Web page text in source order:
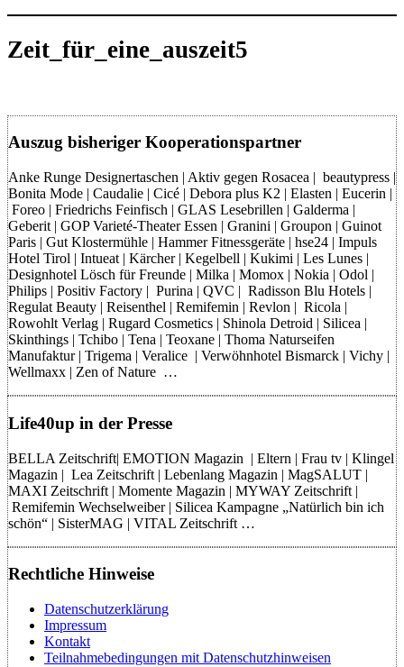
Zeit_für_eine_auszeit5
Auszug bisheriger Kooperationspartner
Anke Runge Designertaschen | Aktiv gegen Rosacea | beautypress |
Bonita Mode | Caudalie | Cicé | Debora plus K2 | Elasten | Eucerin |
Foreo | Friedrichs Feinfisch | GLAS Lesebrillen | Galderma |
Geberit | GOP Varieté-Theater Essen | Granini | Groupon | Guinot
Paris | Gut Klostermühle | Hammer Fitnessgeräte | hse24 | Impuls
Hotel Tirol | Intueat | Kärcher | Kegelbell | Kukimi | Les Lunes |
Designhotel Lösch für Freunde | Milka | Momox | Nokia | Odol |
Philips | Positiv Factory | Purina | QVC | Radisson Blu Hotels |
Regulat Beauty | Reisenthel | Remifemin | Revlon | Ricola |
Rowohlt Verlag | Rugard Cosmetics | Shinola Detroid | Silicea |
Skinthings | Tchibo | Tena | Teoxane | Thoma Naturseifen
Manufaktur | Trigema | Veralice | Verwöhnhotel Bismarck | Vichy |
Wellmaxx | Zen of Nature …
Life40up in der Presse
BELLA Zeitschrift| EMOTION Magazin | Eltern | Frau tv | Klingel
Magazin | Lea Zeitschrift | Lebenlang Magazin | MagSALUT |
MAXI Zeitschrift | Momente Magazin | MYWAY Zeitschrift |
Remifemin Wechselweiber | Silicea Kampagne „Natürlich bin ich
schön“ | SisterMAG | VITAL Zeitschrift …
Rechtliche Hinweise
Datenschutzerklärung
Impressum
Kontakt
Teilnahmebedingungen mit Datenschutzhinweisen